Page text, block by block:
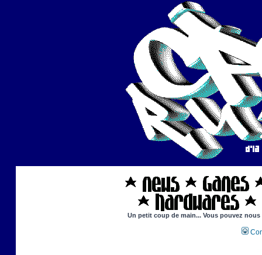
Un petit coup de main... Vous pouvez